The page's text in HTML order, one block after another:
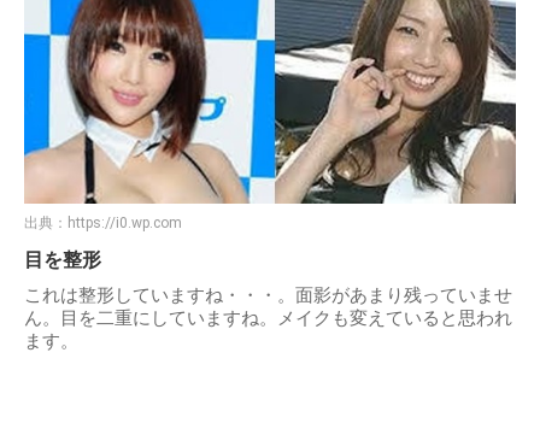
出典： https://i0.wp.com
目を整形
これは整形していますね・・・。面影があまり残っていませ
ん。目を二重にしていますね。メイクも変えていると思われ
ます。